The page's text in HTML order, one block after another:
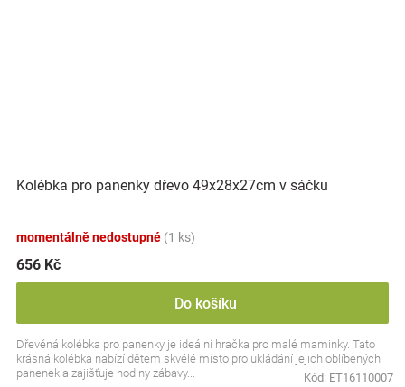
Kolébka pro panenky dřevo 49x28x27cm v sáčku
momentálně nedostupné (1 ks)
656 Kč
Do košíku
Dřevěná kolébka pro panenky je ideální hračka pro malé maminky. Tato
krásná kolébka nabízí dětem skvélé místo pro ukládání jejich oblíbených
panenek a zajišťuje hodiny zábavy...
Kód: ET16110007